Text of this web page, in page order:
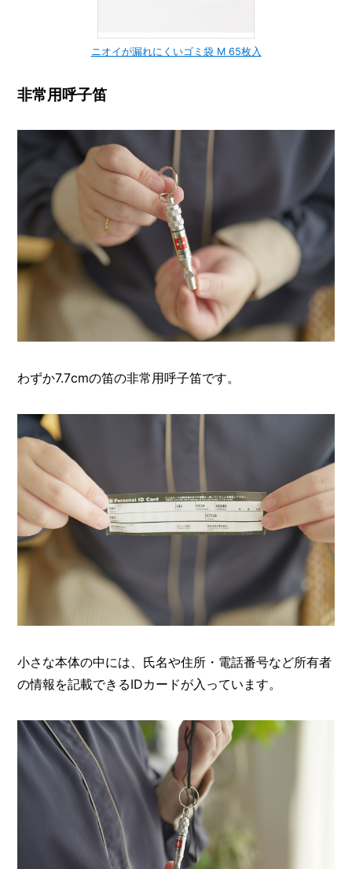
ニオイが漏れにくいゴミ袋 M 65枚入
非常用呼子笛
わずか7.7cmの笛の非常用呼子笛です。
小さな本体の中には、氏名や住所・電話番号など所有者
の情報を記載できるIDカードが入っています。